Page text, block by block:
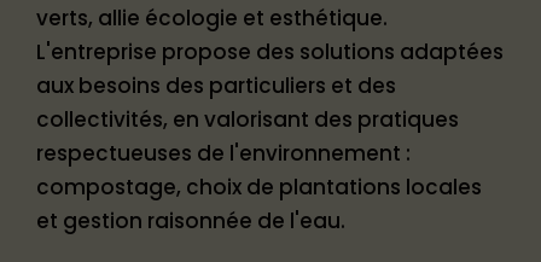
verts, allie écologie et esthétique.
L'entreprise propose des solutions adaptées
aux besoins des particuliers et des
collectivités, en valorisant des pratiques
respectueuses de l'environnement :
compostage, choix de plantations locales
et gestion raisonnée de l'eau.